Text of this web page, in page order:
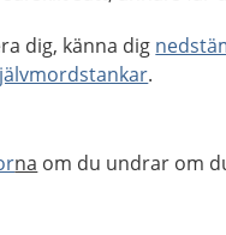
dig, känna dig
.
na om du undrar om